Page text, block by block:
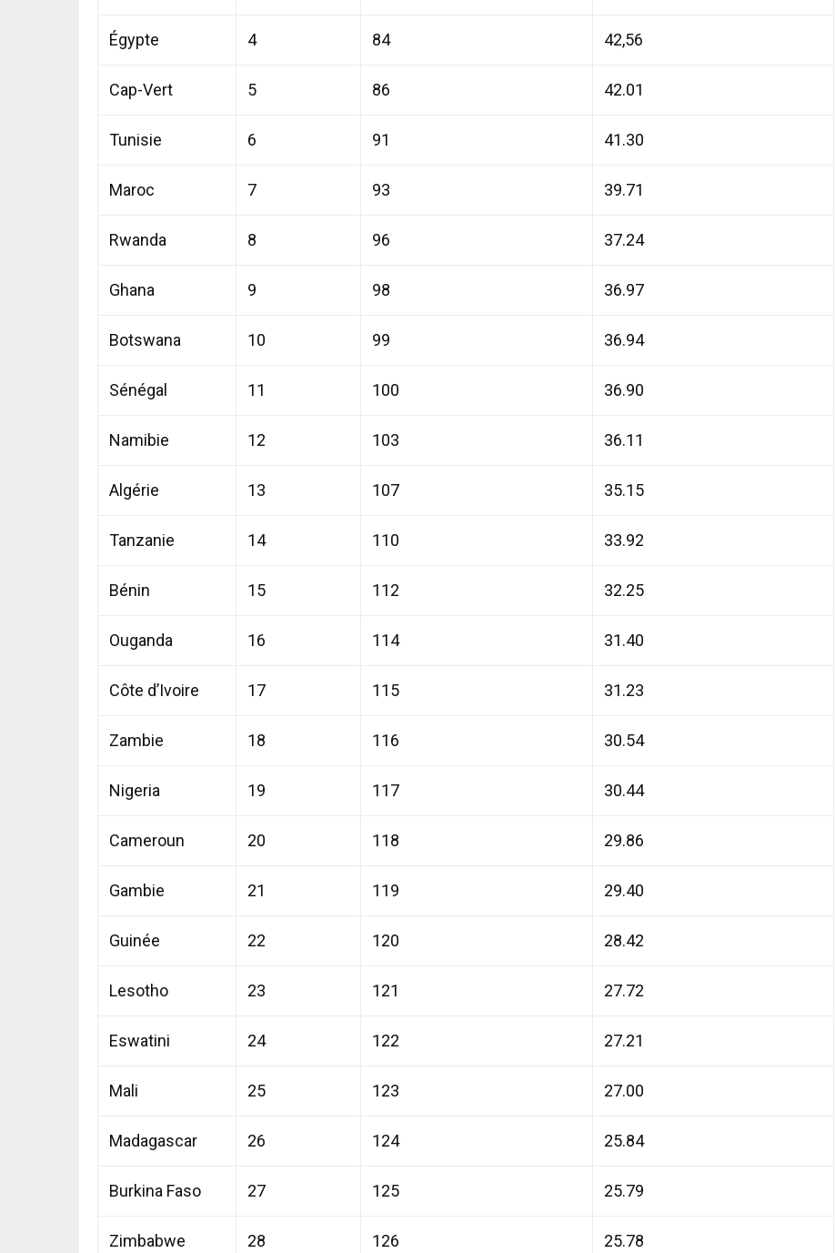
Égypte 4 84 42,56
Cap-Vert 5 86 42.01
Tunisie 6 91 41.30
Maroc 7 93 39.71
Rwanda 8 96 37.24
Ghana 9 98 36.97
Botswana 10 99 36.94
Sénégal 11 100 36.90
Namibie 12 103 36.11
Algérie 13 107 35.15
Tanzanie 14 110 33.92
Bénin 15 112 32.25
Ouganda 16 114 31.40
Côte d’Ivoire 17 115 31.23
Zambie 18 116 30.54
Nigeria 19 117 30.44
Cameroun 20 118 29.86
Gambie 21 119 29.40
Guinée 22 120 28.42
Lesotho 23 121 27.72
Eswatini 24 122 27.21
Mali 25 123 27.00
Madagascar 26 124 25.84
Burkina Faso 27 125 25.79
Zimbabwe 28 126 25.78